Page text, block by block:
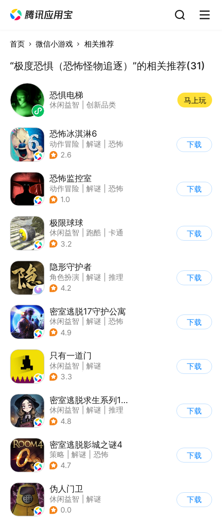
首页 微信小游戏 相关推荐
“极度恐惧（恐怖怪物追逐）”的相关推荐(31)
恐惧电梯
休闲益智 创新品类
马上玩
恐怖冰淇淋6
动作冒险 解谜
恐怖
| 暗黑
2.6
下载
恐怖监控室
动作冒险 解谜
恐怖
| 剧情
1.0
下载
极限球球
休闲益智 跑酷
卡通
3.2
下载
隐形守护者
角色扮演 解谜
推理
| 端游移植
4.2
下载
密室逃脱17守护公寓
休闲益智 解谜
恐怖
| 密室逃脱
4.9
下载
只有一道门
休闲益智
解谜
| 像素风
3.3
下载
密室逃脱求生系列1极地冒险
休闲益智 解谜
推理
| 密室逃脱
4.8
下载
密室逃脱影城之谜4
策略 解谜
恐怖
| 密室逃脱
4.7
下载
伪人门卫
休闲益智
解谜
0.0
下载